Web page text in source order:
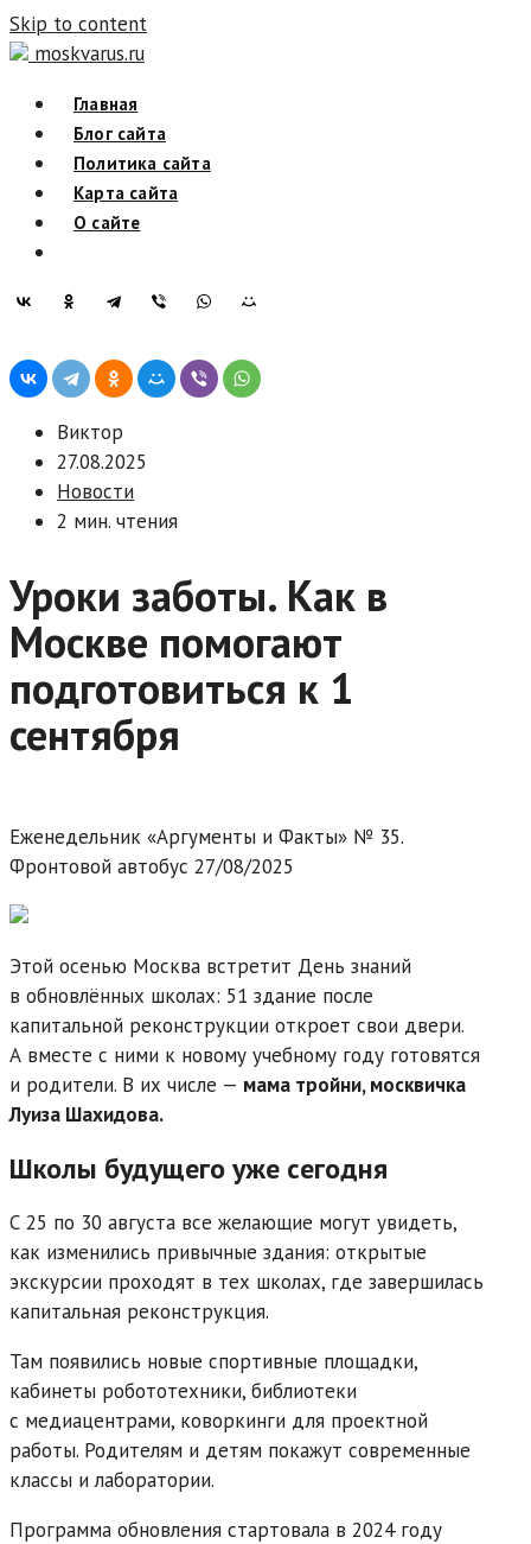
Skip to content
moskvarus.ru
Главная
Блог сайта
Политика сайта
Карта сайта
О сайте
Виктор
27.08.2025
Новости
2 мин. чтения
Уроки заботы. Как в
Москве помогают
подготовиться к 1
сентября
Еженедельник «Аргументы и Факты» № 35.
Фронтовой автобус 27/08/2025
Этой осенью Москва встретит День знаний
в обновлённых школах: 51 здание после
капитальной реконструкции откроет свои двери.
А вместе с ними к новому учебному году готовятся
и родители. В их числе — мама тройни, москвичка
Луиза Шахидова.
Школы будущего уже сегодня
С 25 по 30 августа все желающие могут увидеть,
как изменились привычные здания: открытые
экскурсии проходят в тех школах, где завершилась
капитальная реконструкция.
Там появились новые спортивные площадки,
кабинеты робототехники, библиотеки
с медиацентрами, коворкинги для проектной
работы. Родителям и детям покажут современные
классы и лаборатории.
Программа обновления стартовала в 2024 году